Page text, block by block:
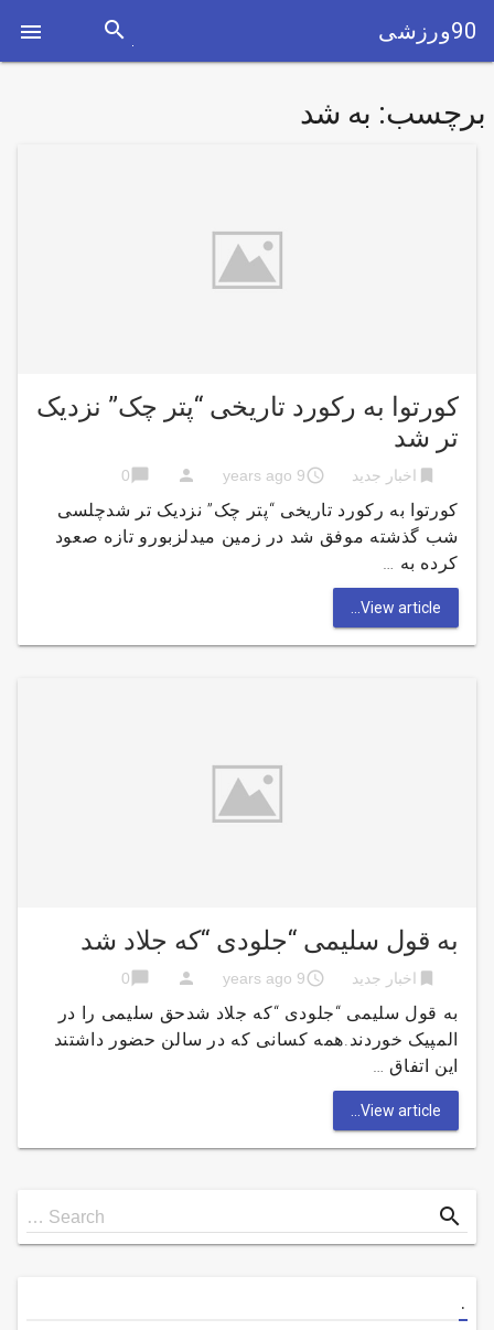
 90ورزشی search
برچسب: به شد
کورتوا به رکورد تاریخی “پتر چک” نزدیک
تر شد
bookmark اخبار جدید access_time
9 years ago
person
chat_bubble
0
کورتوا به رکورد تاریخی “پتر چک” نزدیک تر شدچلسی
شب گذشته موفق شد در زمین میدلزبورو تازه صعود
کرده به …
View article...
به قول سلیمی “جلودی “که جلاد شد
bookmark اخبار جدید access_time
9 years ago
person
chat_bubble
0
به قول سلیمی “جلودی “که جلاد شدحق سلیمی را در
المپیک خوردند.همه کسانی که در سالن حضور داشتند
این اتفاق …
View article...
Search
for
Search … search
.